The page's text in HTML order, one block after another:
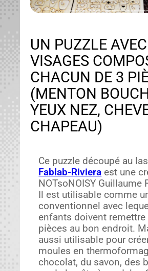
UN PUZZLE
VISAGES
CHACUN DE 3
(MENTON
YEUX NEZ,
CHAPEAU)
Ce puz­zle découpé au
Fablab-Riv­iera est une
NOT­soNOISY Guil­laume
Il est util­is­able comme
con­ven­tion­nel avec
enfants doivent remet­tre
pièces au bon endroit.
aus­si util­is­able pour
moules en
choco­lat, du savon, des